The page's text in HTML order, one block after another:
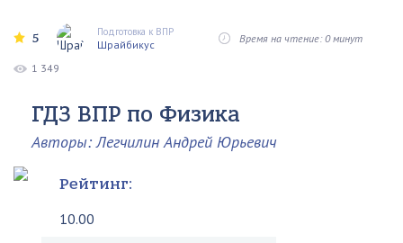
5 Подготовка к ВПР
Шрайбикус Время на чтение: 0 минут
1 349
ГДЗ ВПР по Физика
Авторы: Легчилин Андрей Юрьевич
Рейтинг:
10.00